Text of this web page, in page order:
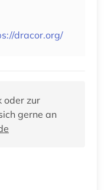
dracor.org/
oder zur
gerne an